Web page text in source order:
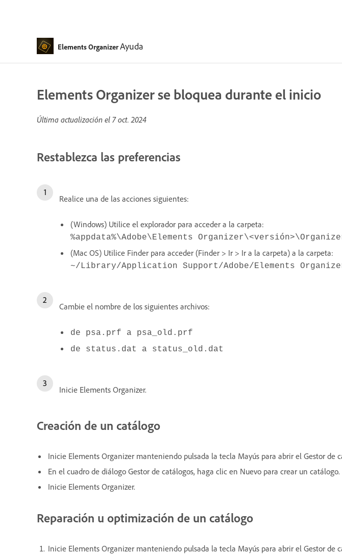
Elements OrganizerAyuda
Elements Organizer se bloquea durante el inicio
Última actualización el 7 oct. 2024
Restablezca las preferencias
Realice una de las acciones siguientes:
(Windows) Utilice el explorador para acceder a la carpeta:
%appdata%\Adobe\Elements
(Mac OS) Utilice Finder para acceder (Finder > Ir > Ir a la carpeta) a la carpeta:
~/Library/Application Support/Adobe/Elements
Cambie el nombre de los siguientes archivos:
de psa.prf a psa_old.prf
de status.dat a status_old.dat
Inicie Elements Organizer.
Creación de un catálogo
Inicie Elements Organizer manteniendo pulsada la tecla Mayús para abrir el Gestor de
En el cuadro de diálogo Gestor de catálogos, haga clic en Nuevo para crear un
Inicie Elements Organizer.
Reparación u optimización de un catálogo
Inicie Elements Organizer manteniendo pulsada la tecla Mayús para abrir el Gestor de